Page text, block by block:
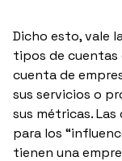
Dicho esto, vale
tipos de cuentas
cuenta de
sus servicios o
sus métricas.
para los
tienen una